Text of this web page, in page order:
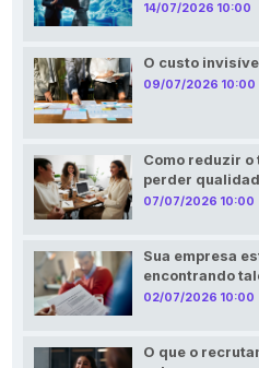
14/07/2026 10:00
O custo
09/07/2026 10:00
Como reduzir o
perder
07/07/2026 10:00
Sua empresa
encontrando
02/07/2026 10:00
O que o